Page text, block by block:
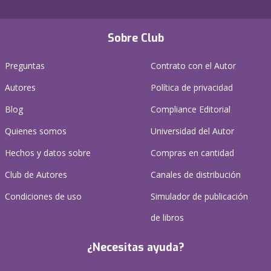
Sobre Club
Preguntas
Autores
Blog
Quienes somos
Hechos y datos sobre
Club de Autores
Condiciones de uso
Contrato con el Autor
Política de privacidad
Compliance Editorial
Universidad del Autor
Compras en cantidad
Canales de distribución
Simulador de publicación
de libros
¿Necesitas ayuda?